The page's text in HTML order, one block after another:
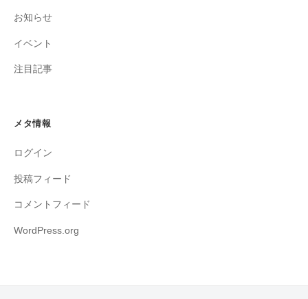
お知らせ
イベント
注目記事
メタ情報
ログイン
投稿フィード
コメントフィード
WordPress.org